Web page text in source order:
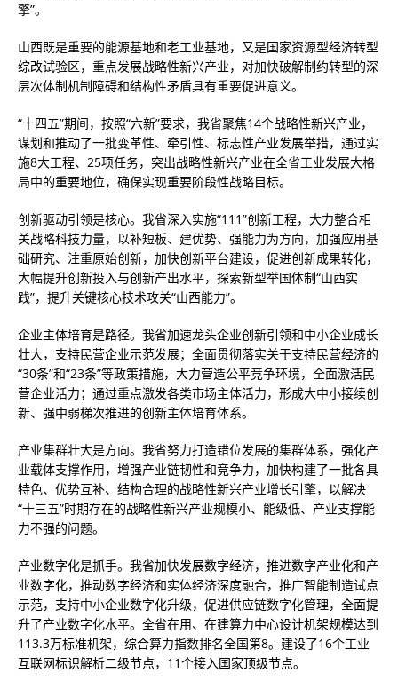
擎”。
山西既是重要的能源基地和老工业基地，又是国家资源型经济转型
综改试验区，重点发展战略性新兴产业，对加快破解制约转型的深
层次体制机制障碍和结构性矛盾具有重要促进意义。
“十四五”期间，按照“六新”要求，我省聚焦14个战略性新兴产业，
谋划和推动了一批变革性、牵引性、标志性产业发展举措，通过实
施8大工程、25项任务，突出战略性新兴产业在全省工业发展大格
局中的重要地位，确保实现重要阶段性战略目标。
创新驱动引领是核心。我省深入实施“111”创新工程，大力整合相
关战略科技力量，以补短板、建优势、强能力为方向，加强应用基
础研究、注重原始创新，加快创新平台建设，促进创新成果转化，
大幅提升创新投入与创新产出水平，探索新型举国体制“山西实
践”，提升关键核心技术攻关“山西能力”。
企业主体培育是路径。我省加速龙头企业创新引领和中小企业成长
壮大，支持民营企业示范发展；全面贯彻落实关于支持民营经济的
“30条”和“23条”等政策措施，大力营造公平竞争环境，全面激活民
营企业活力；通过重点激发各类市场主体活力，形成大中小接续创
新、强中弱梯次推进的创新主体培育体系。
产业集群壮大是方向。我省努力打造错位发展的集群体系，强化产
业载体支撑作用，增强产业链韧性和竞争力，加快构建了一批各具
特色、优势互补、结构合理的战略性新兴产业增长引擎，以解决
“十三五”时期存在的战略性新兴产业规模小、能级低、产业支撑能
力不强的问题。
产业数字化是抓手。我省加快发展数字经济，推进数字产业化和产
业数字化，推动数字经济和实体经济深度融合，推广智能制造试点
示范，支持中小企业数字化升级，促进供应链数字化管理，全面提
升了产业数字化水平。全省在用、在建算力中心设计机架规模达到
113.3万标准机架，综合算力指数排名全国第8。建设了16个工业
互联网标识解析二级节点，11个接入国家顶级节点。